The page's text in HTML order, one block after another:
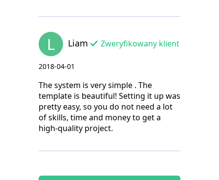
L Liam Zweryfikowany klient
2018-04-01
The system is very simple . The
template is beautiful! Setting it up was
pretty easy, so you do not need a lot
of skills, time and money to get a
high-quality project.